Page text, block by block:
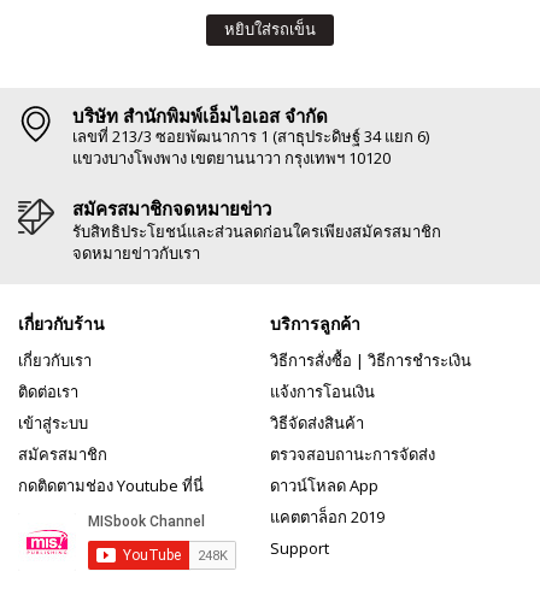
หยิบใส่รถเข็น
บริษัท สำนักพิมพ์เอ็มไอเอส จำกัด
เลขที่ 213/3 ซอยพัฒนาการ 1 (สาธุประดิษฐ์ 34 แยก 6)
แขวงบางโพงพาง เขตยานนาวา กรุงเทพฯ 10120
สมัครสมาชิกจดหมายข่าว
รับสิทธิประโยชน์และส่วนลดก่อนใครเพียงสมัครสมาชิก
จดหมายข่าวกับเรา
เกี่ยวกับร้าน
เกี่ยวกับเรา
ติดต่อเรา
เข้าสู่ระบบ
สมัครสมาชิก
กดติดตามช่อง Youtube ที่นี่
บริการลูกค้า
วิธีการสั่งซื้อ | วิธีการชำระเงิน
แจ้งการโอนเงิน
วิธีจัดส่งสินค้า
ตรวจสอบถานะการจัดส่ง
ดาวน์โหลด App
แคตตาล็อก 2019
Support